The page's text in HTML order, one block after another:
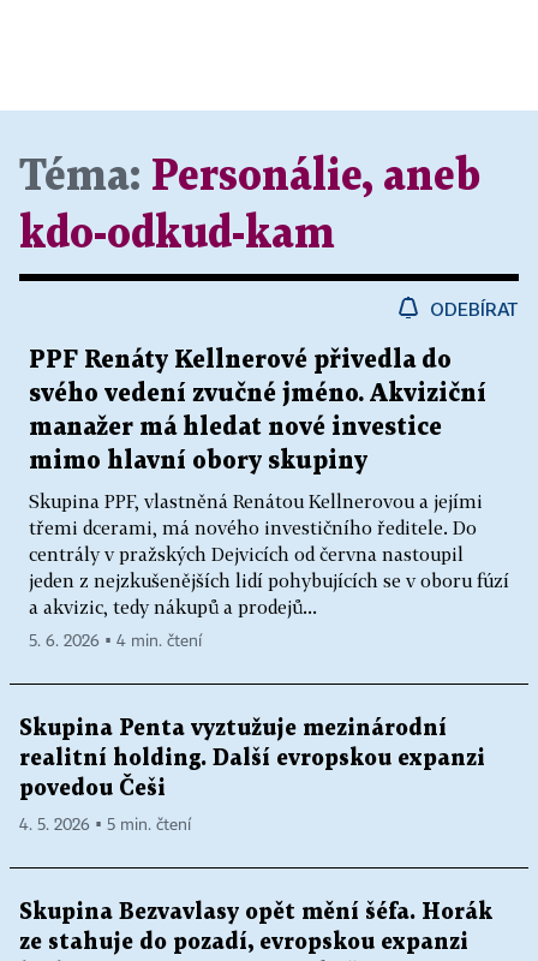
Téma: Personálie, aneb
kdo-odkud-kam
ODEBÍRAT
PPF Renáty Kellnerové přivedla do
svého vedení zvučné jméno. Akviziční
manažer má hledat nové investice
mimo hlavní obory skupiny
Skupina PPF, vlastněná Renátou Kellnerovou a jejími
třemi dcerami, má nového investičního ředitele. Do
centrály v pražských Dejvicích od června nastoupil
jeden z nejzkušenějších lidí pohybujících se v oboru fúzí
a akvizic, tedy nákupů a prodejů...
5. 6. 2026 ▪ 4 min. čtení
Skupina Penta vyztužuje mezinárodní
realitní holding. Další evropskou expanzi
povedou Češi
4. 5. 2026 ▪ 5 min. čtení
Skupina Bezvavlasy opět mění šéfa. Horák
ze stahuje do pozadí, evropskou expanzi